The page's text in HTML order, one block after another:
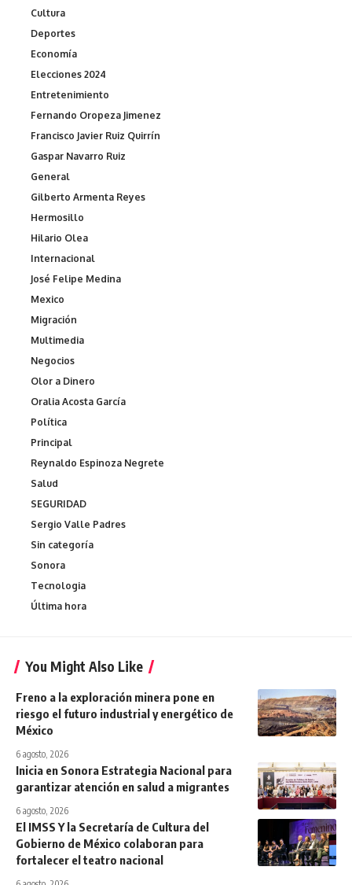
Cultura
Deportes
Economía
Elecciones 2024
Entretenimiento
Fernando Oropeza Jimenez
Francisco Javier Ruiz Quirrín
Gaspar Navarro Ruiz
General
Gilberto Armenta Reyes
Hermosillo
Hilario Olea
Internacional
José Felipe Medina
Mexico
Migración
Multimedia
Negocios
Olor a Dinero
Oralia Acosta García
Política
Principal
Reynaldo Espinoza Negrete
Salud
SEGURIDAD
Sergio Valle Padres
Sin categoría
Sonora
Tecnologia
Última hora
You Might Also Like
Freno a la exploración minera pone en
riesgo el futuro industrial y energético de
México
6 agosto, 2026
Inicia en Sonora Estrategia Nacional para
garantizar atención en salud a migrantes
6 agosto, 2026
El IMSS Y la Secretaría de Cultura del
Gobierno de México colaboran para
fortalecer el teatro nacional